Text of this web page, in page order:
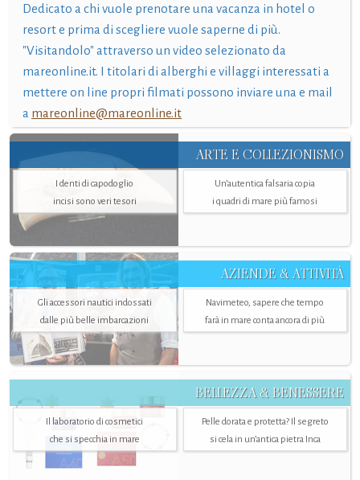
Dedicato a chi vuole prenotare una vacanza in hotel o
resort e prima di scegliere vuole saperne di più.
"Visitandolo" attraverso un video selezionato da
mareonline.it. I titolari di alberghi e villaggi interessati a
mettere on line propri filmati possono inviare una e mail
a mareonline@mareonline.it
ARTE E COLLEZIONISMO
I denti di capodoglio
incisi sono veri tesori
Un’autentica falsaria copia
i quadri di mare più famosi
AZIENDE & ATTIVITÀ
Gli accessori nautici indossati
dalle più belle imbarcazioni
Navimeteo, sapere che tempo
farà in mare conta ancora di più
BELLEZZA & BENESSERE
Il laboratorio di cosmetici
che si specchia in mare
Pelle dorata e protetta? Il segreto
si cela in un’antica pietra Inca